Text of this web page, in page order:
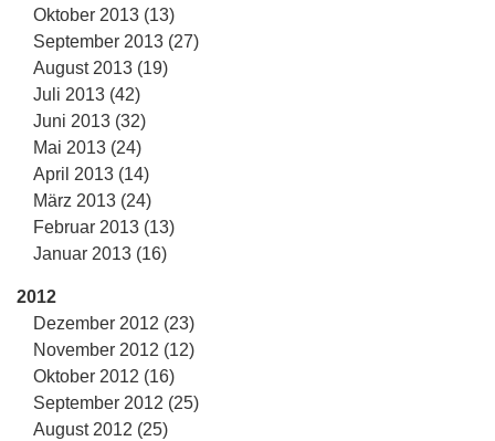
Oktober 2013 (13)
September 2013 (27)
August 2013 (19)
Juli 2013 (42)
Juni 2013 (32)
Mai 2013 (24)
April 2013 (14)
März 2013 (24)
Februar 2013 (13)
Januar 2013 (16)
2012
Dezember 2012 (23)
November 2012 (12)
Oktober 2012 (16)
September 2012 (25)
August 2012 (25)